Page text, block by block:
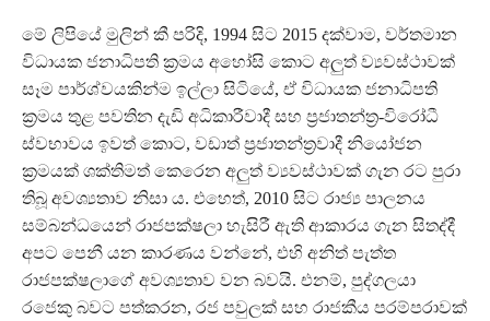
මේ ලිපියේ මුලින් කී පරිදි, 1994 සිට 2015 දක්වාම, වර්තමාන
විධායක ජනාධිපති ක්‍රමය අහෝසි කොට අලුත් ව්‍යවස්ථාවක්
සෑම පාර්ශ්වයකින්ම ඉල්ලා සිටියේ, ඒ විධායක ජනාධිපති
ක්‍රමය තුළ පවතින දැඩි අධිකාරීවාදී සහ ප්‍රජාතන්ත්‍ර-විරෝධී
ස්වභාවය ඉවත් කොට, වඩාත් ප්‍රජාතන්ත්‍රවාදී නියෝජන
ක්‍රමයක් ශක්තිමත් කෙරෙන අලුත් ව්‍යවස්ථාවක් ගැන රට පුරා
තිබූ අවශ්‍යතාව නිසා ය. එහෙත්, 2010 සිට රාජ්‍ය පාලනය
සම්බන්ධයෙන් රාජපක්ෂලා හැසිරී ඇති ආකාරය ගැන සිතද්දී
අපට පෙනී යන කාරණය වන්නේ, එහි අනිත් පැත්ත
රාජපක්ෂලාගේ අවශ්‍යතාව වන බවයි. එනම්, පුද්ගලයා
රජෙකු බවට පත්කරන, රජ පවුලක් සහ රාජකීය පරම්පරාවක්